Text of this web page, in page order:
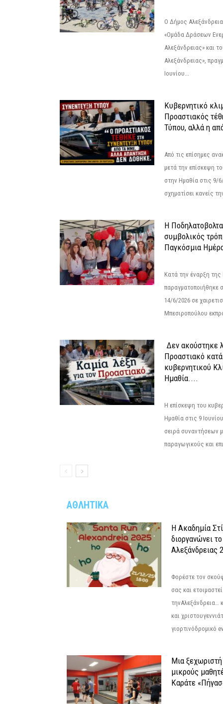
Ο Δήμος
«Ομάδα Δράσεων
Αλεξάνδρειας» και
Αλεξάνδρειας»,
Ιουνίου...
Κυβερνητικό
Προαστιακός
Τύπου, αλλά η
Από τις επίσημες
μετά την επίσκεψη
στην Ημαθία στις 9/
σχηματίσει κανείς
Η Ποδηλατοβολτα
συμβολικός
Παγκόσμια
Κατά την έναρξη
παραγματοποιήθηκε
14/6/2026 σε
Μπεσιροπούλου
Δεν ακούστηκε
Προαστιακό
κυβερνητικού
Ημαθία....
Η επίσκεψη του
Ημαθία στις 9
σειρά συναντήσεων
παραγωγικούς και
ΑΘΛΗΤΙΚΑ
Η Ακαδημία
διοργανώνει
Αλεξάνδρειας
Φορέστε τον
σας και
τηνΑλεξάνδρεια…
και
γιορτινόδρομικό
Μια ξεχωριστή
μικρούς
Καράτε